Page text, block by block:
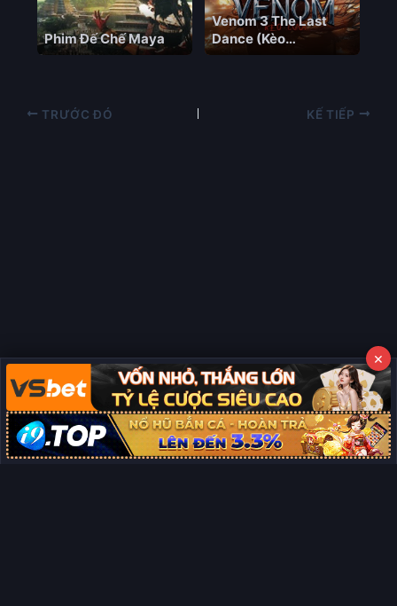
Phim Đế Chế Maya
Venom 3 The Last
Dance (Kèo
Cuối)-2024
TRƯỚC ĐÓ KẾ TIẾP
Copyright © 2026 Phim Full HD
×